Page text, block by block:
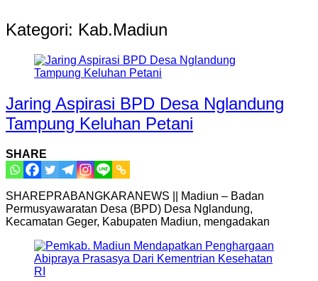
Kategori: Kab.Madiun
Jaring Aspirasi BPD Desa Nglandung
Tampung Keluhan Petani
SHARE
SHAREPRABANGKARANEWS || Madiun – Badan
Permusyawaratan Desa (BPD) Desa Nglandung,
Kecamatan Geger, Kabupaten Madiun, mengadakan